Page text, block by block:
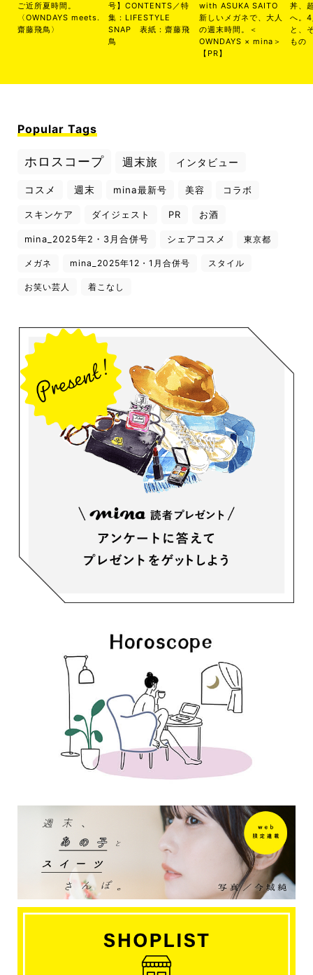
ご近所夏時間。
〈OWNDAYS meets.
齋藤飛鳥〉
号】CONTENTS／特
集：LIFESTYLE
SNAP 表紙：齋藤飛
鳥
with ASUKA SAITO
新しいメガネで、大人
の週末時間。＜
OWNDAYS × mina＞
【PR】
丼、
へ。
と、
もの
Popular Tags
ホロスコープ 週末旅 インタビュー
コスメ 週末 mina最新号 美容 コラボ
スキンケア ダイジェスト PR お酒
mina_2025年2・3月合併号 シェアコスメ 東京都
メガネ mina_2025年12・1月合併号 スタイル
お笑い芸人 着こなし